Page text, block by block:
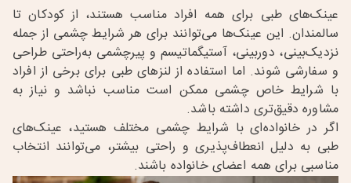
عینک‌های طبی برای همه افراد مناسب هستند، از کودکان تا
سالمندان. این عینک‌ها می‌توانند برای هر شرایط چشمی از جمله
نزدیک‌بینی، دوربینی، آستیگماتیسم و پیرچشمی به‌راحتی طراحی
و سفارشی شوند. اما استفاده از لنزهای طبی برای برخی از افراد
با شرایط خاص چشمی ممکن است مناسب نباشد و نیاز به
مشاوره دقیق‌تری داشته باشد.
اگر در خانواده‌ای با شرایط چشمی مختلف هستید، عینک‌های
طبی به دلیل انعطاف‌پذیری و راحتی بیشتر، می‌توانند انتخاب
مناسبی برای همه اعضای خانواده باشند.